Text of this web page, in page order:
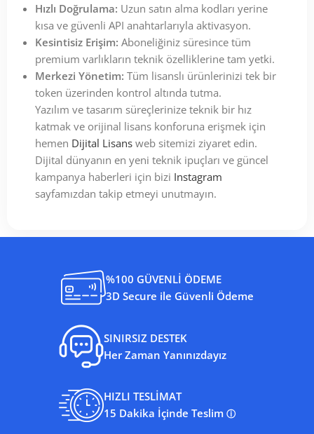
Hızlı Doğrulama: Uzun satın alma kodları yerine
kısa ve güvenli API anahtarlarıyla aktivasyon.
Kesintisiz Erişim: Aboneliğiniz süresince tüm
premium varlıkların teknik özelliklerine tam yetki.
Merkezi Yönetim: Tüm lisanslı ürünlerinizi tek bir
token üzerinden kontrol altında tutma.
Yazılım ve tasarım süreçlerinize teknik bir hız
katmak ve orijinal lisans konforuna erişmek için
hemen Dijital Lisans web sitemizi ziyaret edin.
Dijital dünyanın en yeni teknik ipuçları ve güncel
kampanya haberleri için bizi Instagram
sayfamızdan takip etmeyi unutmayın.
%100 GÜVENLİ ÖDEME
3D Secure ile Güvenli Ödeme
SINIRSIZ DESTEK
Her Zaman Yanınızdayız
HIZLI TESLİMAT
15 Dakika İçinde Teslim ⓘ